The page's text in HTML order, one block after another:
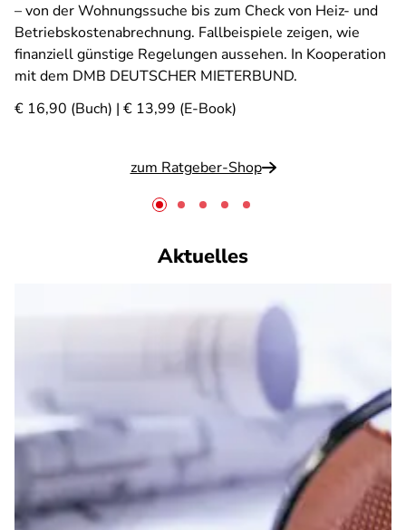
– von der Wohnungssuche bis zum Check von Heiz- und
Betriebskostenabrechnung. Fallbeispiele zeigen, wie
finanziell günstige Regelungen aussehen. In Kooperation
mit dem DMB DEUTSCHER MIETERBUND.
€ 16,90 (Buch) | € 13,99 (E-Book)
zum Ratgeber-Shop
Aktuelles